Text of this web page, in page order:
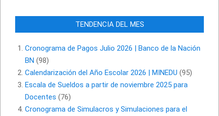
TENDENCIA DEL MES
Cronograma de Pagos Julio 2026 | Banco de la Nación
BN (98)
Calendarización del Año Escolar 2026 | MINEDU (95)
Escala de Sueldos a partir de noviembre 2025 para
Docentes (76)
Cronograma de Simulacros y Simulaciones para el